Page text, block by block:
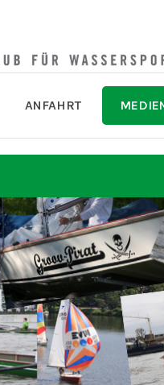
ANFAHRT